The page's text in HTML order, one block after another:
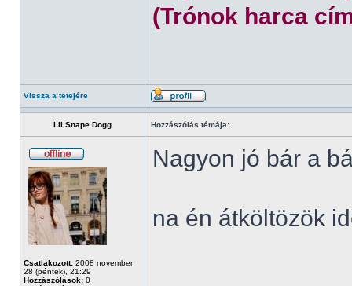
(Trónok harca
Vissza a tetejére
Lil Snape Dogg Hozzászólás témája:
Csatlakozott: 2008 november
28 (péntek), 21:29
Hozzászólások: 0
Nagyon jó bár a
na én átköltözök